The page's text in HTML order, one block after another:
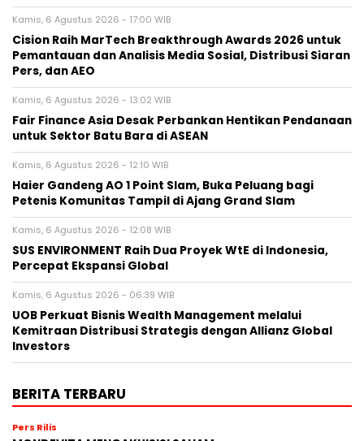
Kamis, 6 Agustus 2026 - 17:00 WIB
Cision Raih MarTech Breakthrough Awards 2026 untuk
Pemantauan dan Analisis Media Sosial, Distribusi Siaran
Pers, dan AEO
Kamis, 6 Agustus 2026 - 13:02 WIB
Fair Finance Asia Desak Perbankan Hentikan Pendanaan
untuk Sektor Batu Bara di ASEAN
Kamis, 6 Agustus 2026 - 12:10 WIB
Haier Gandeng AO 1 Point Slam, Buka Peluang bagi
Petenis Komunitas Tampil di Ajang Grand Slam
Kamis, 6 Agustus 2026 - 12:08 WIB
SUS ENVIRONMENT Raih Dua Proyek WtE di Indonesia,
Percepat Ekspansi Global
Kamis, 6 Agustus 2026 - 06:39 WIB
UOB Perkuat Bisnis Wealth Management melalui
Kemitraan Distribusi Strategis dengan Allianz Global
Investors
BERITA TERBARU
Pers Rilis